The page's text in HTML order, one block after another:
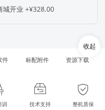
城开业 +¥328.00
件 标配附件 资源下载
训 技术支持 整机质保
收起